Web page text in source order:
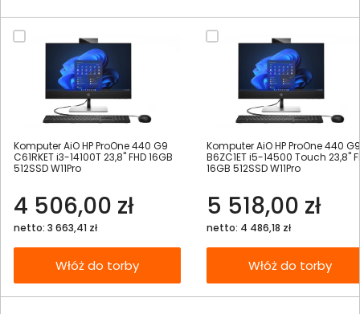
Komputer AiO HP ProOne 440 G9
C61RKET i3-14100T 23,8" FHD 16GB
512SSD W11Pro
4 506,00 zł
netto: 3 663,41 zł
Włóż do torby
Komputer AiO HP ProOne 440 G9
B6ZC1ET i5-14500 Touch 23,8"
16GB 512SSD W11Pro
5 518,00 zł
netto: 4 486,18 zł
Włóż do torby